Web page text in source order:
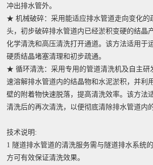
冲出排水管外。
★ 机械破碎：采用能适应排水管道走向变化的
头，初步破碎排水管道内已经淤积变硬的结晶
化学清洗和高压清洗打开通道。该方法适用于
硬质结晶堵塞清理和初步疏通。
★ 循环清洗：采用专用的管道清洗机及自主研
速溶解排水管道内的结晶物和水泥淤积，并利
壁的附着物快速脱落，提高清洗效率。该方法
清洗后的再次清洗，以便彻底清除排水管道内
技术说明:
1 隧道排水管道的清洗服务需与隧道排水系统
方可有效保证清洗效果。